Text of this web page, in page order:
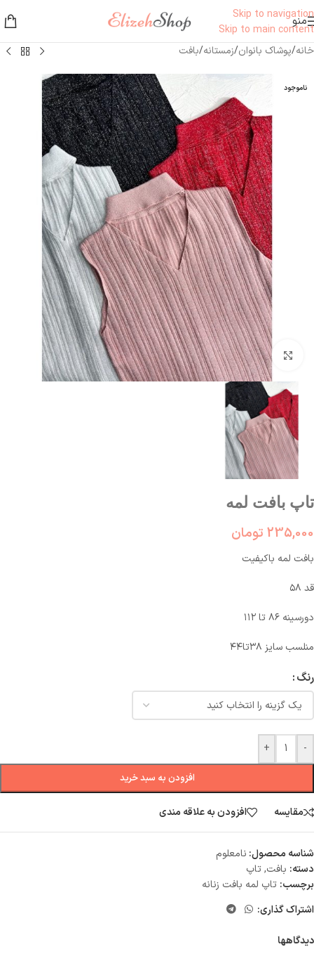
Skip to navigation
Skip to main content
منو
خانه/پوشاک بانوان/زمستانه/بافت
ناموجود
بزرگنمایی تصویر
تاپ بافت لمه
235,000 تومان
بافت لمه باکیفیت
قد ۵۸
دورسینه ۸۶ تا ۱۱۲
منلسب سایز ۳۸تا۴۴
رنگ
-
+
افزودن به سبد خرید
مقایسه افزودن به علاقه مندی
شناسه محصول: نامعلوم
دسته: بافت,تاپ
برچسب: تاپ لمه بافت زنانه
اشتراک گذاری:
دیدگاهها